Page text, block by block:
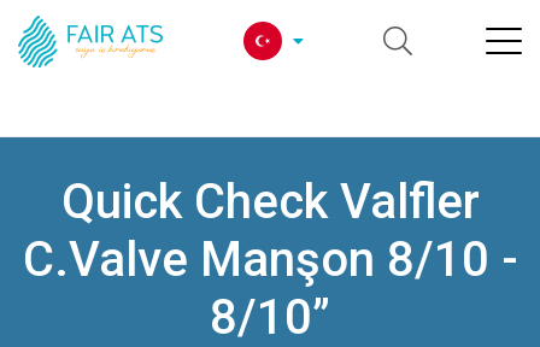
Quick Check Valfler
C.Valve Manşon 8/10 -
8/10”